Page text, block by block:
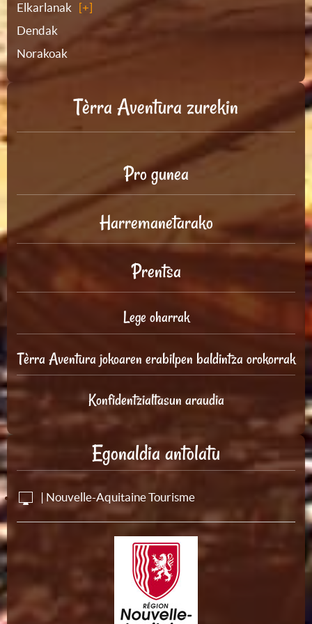
Elkarlanak
Dendak
Norakoak
Tèrra Aventura zurekin
Pro gunea
Harremanetarako
Prentsa
Lege oharrak
Tèrra Aventura jokoaren erabilpen baldintza orokorrak
Konfidentzialtasun araudia
Egonaldia antolatu
| Nouvelle-Aquitaine Tourisme